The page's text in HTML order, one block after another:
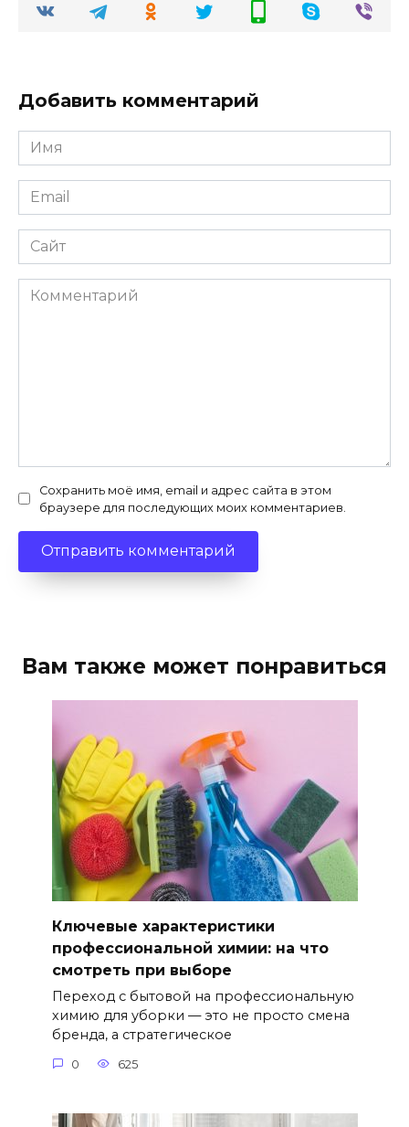
Добавить комментарий
Имя
Email
Сайт
Комментарий
Сохранить моё имя, email и адрес сайта в этом
браузере для последующих моих комментариев.
Вам также может понравиться
Ключевые характеристики
профессиональной химии: на что
смотреть при выборе
Переход с бытовой на профессиональную
химию для уборки — это не просто смена
бренда, а стратегическое
0 625